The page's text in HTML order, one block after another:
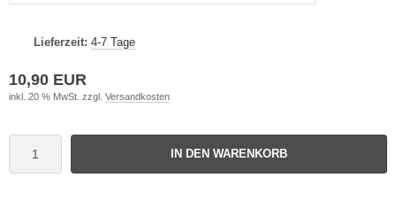
Lieferzeit: 4-7 Tage
10,90 EUR
inkl. 20 % MwSt. zzgl. Versandkosten
IN DEN WARENKORB